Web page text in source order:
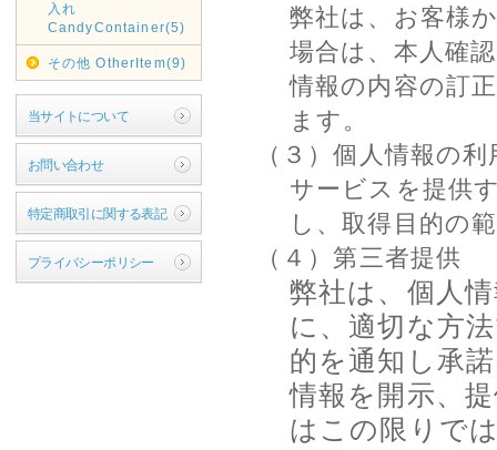
入れ
CandyContainer(5)
その他 OtherItem(9)
当サイトについて
お問い合わせ
特定商取引に関する表記
プライバシーポリシー
弊社は、お客様
場合は、本人確
情報の内容の訂
ます。
（３）個人情報の
サービスを提供
し、取得目的の
（４）第三者提供
弊社は、個人
に、適切な方
的を通知し承
情報を開示、
はこの限りで